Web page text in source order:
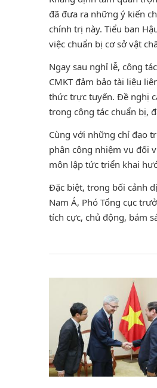
đã đưa ra những ý kiến
chính trị này. Tiểu ban
việc chuẩn bị cơ sở vật
Ngay sau nghỉ lễ, công
CMKT đảm bảo tài liệu
thức trực tuyến. Đề nghị
trong công tác chuẩn bị,
Cùng với những chỉ đạo
phân công nhiệm vụ đối
môn lập tức triển khai
Đặc biệt, trong bối cảnh
Nam Á, Phó Tổng cục
tích cực, chủ động, bám